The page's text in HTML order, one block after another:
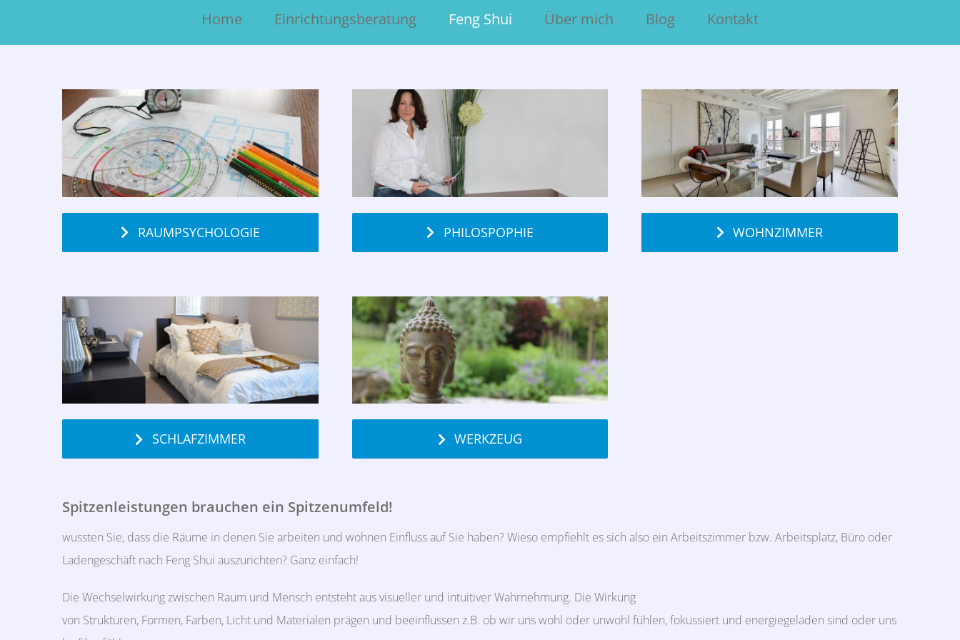
Home Einrichtungsberatung Feng Shui Über mich Blog Kontakt
RAUMPSYCHOLOGIE PHILOSPOPHIE WOHNZIMMER
SCHLAFZIMMER WERKZEUG
Spitzenleistungen brauchen ein Spitzenumfeld!
wussten Sie, dass die Räume in denen Sie arbeiten und wohnen Einfluss auf Sie haben? Wieso empfiehlt es sich also ein Arbeitszimmer bzw. Arbeitsplatz, Büro oder
Ladengeschäft nach Feng Shui auszurichten? Ganz einfach!
Die Wechselwirkung zwischen Raum und Mensch entsteht aus visueller und intuitiver Wahrnehmung. Die Wirkung
von Strukturen, Formen, Farben, Licht und Materialen prägen und beeinflussen z.B. ob wir uns wohl oder unwohl fühlen, fokussiert und energiegeladen sind oder uns